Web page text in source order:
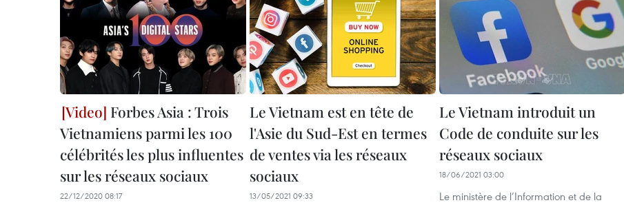
Forbes Asia : Trois
Vietnamiens parmi les 100
célébrités les plus influentes
sur les réseaux sociaux
22/12/2020 08:17
Le Vietnam est en tête de
l'Asie du Sud-Est en termes
de ventes via les réseaux
sociaux
13/05/2021 09:33
Le Vietnam introduit un
Code de conduite sur les
réseaux sociaux
18/06/2021 03:00
Le ministère de l’Information et de la